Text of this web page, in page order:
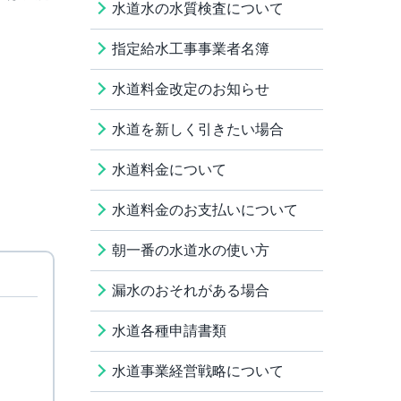
水道水の水質検査について
指定給水工事事業者名簿
水道料金改定のお知らせ
水道を新しく引きたい場合
水道料金について
水道料金のお支払いについて
朝一番の水道水の使い方
漏水のおそれがある場合
水道各種申請書類
水道事業経営戦略について